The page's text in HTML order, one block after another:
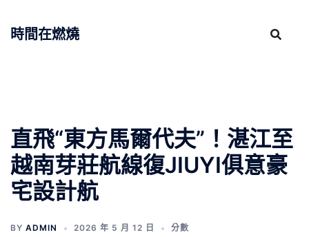
時間在燃燒
直飛“東方馬爾代夫”！湛江至
越南芽莊航線復JIUYI俱意豪
宅設計航
BY ADMIN 2026 年 5 月 12 日 分數